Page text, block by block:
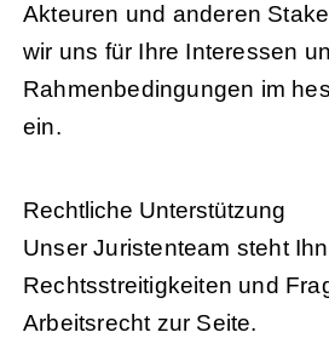
Akteuren und anderen
wir uns für Ihre Interessen
Rahmenbedingungen im
ein.
Rechtliche Unterstützung
Unser Juristenteam steht
Rechtsstreitigkeiten und
Arbeitsrecht zur Seite.